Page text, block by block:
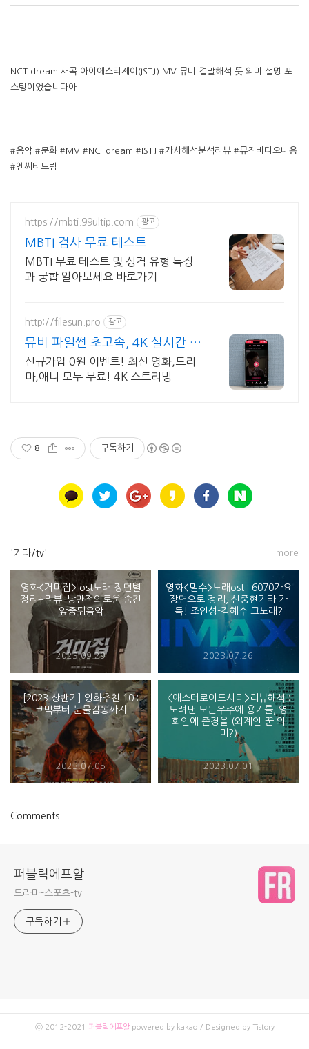
NCT dream 새곡 아이에스티제이(ISTJ) MV 뮤비 결말해석 뜻 의미 설명 포
스팅이었습니다아
#음악 #문화 #MV #NCTdream #ISTJ #가사해석분석리뷰 #뮤직비디오내용
#엔씨티드림
https://mbti.99ultip.com 광고
MBTI 검사 무료 테스트
MBTI 무료 테스트 및 성격 유형 특징
과 궁합 알아보세요 바로가기
http://filesun.pro 광고
뮤비 파일썬 초고속, 4K 실시간 보
기!
신규가입 0원 이벤트! 최신 영화,드라
마,애니 모두 무료! 4K 스트리밍
8 구독하기
'기타/tv'
영화<거미집> ost노래 장면별
정리+리뷰: 낭만적외로움 숨긴
앞중뒤음악
2023.09.29
영화<밀수>노래ost : 6070가요
장면으로 정리, 신중현기타 가
득! 조인성-김혜수 그노래?
2023.07.26
[2023 상반기] 영화추천 10 :
코믹부터 눈물감동까지
2023.07.05
<애스터로이드시티>리뷰해석 :
도려낸 모든우주에 용기를, 영
화인에 존경을 (외계인-꿈 의
미?)
2023.07.01
more
Comments
퍼블릭에프알
드라마-스포츠-tv
구독하기
ⓒ 2012-2021 퍼블릭에프알powered by kakao / Designed by Tistory